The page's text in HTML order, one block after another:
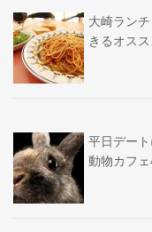
大崎ラン
きるオス
平日デー
動物カフェ